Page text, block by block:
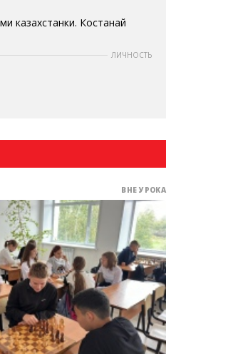
казахстанки. Костанай
ЛИЧНОСТЬ
ВНЕ УРОКА